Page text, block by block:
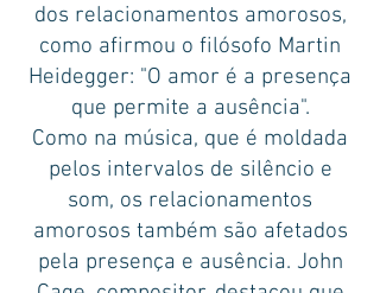
dos relacionamentos amorosos,
como afirmou o filósofo Martin
Heidegger: "O amor é a presença
que permite a ausência".
Como na música, que é moldada
pelos intervalos de silêncio e
som, os relacionamentos
amorosos também são afetados
pela presença e ausência. John